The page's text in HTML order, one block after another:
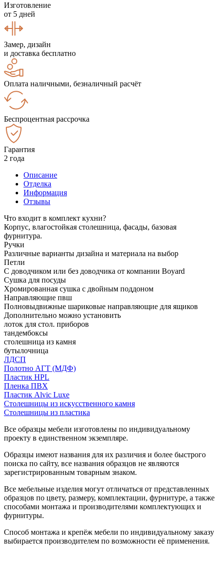
Изготовление
от 5 дней
Замер, дизайн
и доставка бесплатно
Оплата наличными, безналичный расчёт
Беспроцентная рассрочка
Гарантия
2 года
Описание
Отделка
Информация
Отзывы
Что входит в комплект кухни?
Корпус, влагостойкая столешница, фасады, базовая
фурнитура.
Ручки
Различные варианты дизайна и материала на выбор
Петли
С доводчиком или без доводчика от компании Boyard
Сушка для посуды
Хромированная сушка с двойным поддоном
Направляющие пвш
Полновыдвижные шариковые направляющие для ящиков
Дополнительно можно установить
лоток для стол. приборов
тандембоксы
столешница из камня
бутылочница
ЛДСП
Полотно АГТ (МДФ)
Пластик HPL
Пленка ПВХ
Пластик Alvic Luxe
Столешницы из искусственного камня
Столешницы из пластика
Все образцы мебели изготовлены по индивидуальному
проекту в единственном экземпляре.
Образцы имеют названия для их различия и более быстрого
поиска по сайту, все названия образцов не являются
зарегистрированным товарным знаком.
Все мебельные изделия могут отличаться от представленных
образцов по цвету, размеру, комплектации, фурнитуре, а также
способами монтажа и производителями комплектующих и
фурнитуры.
Способ монтажа и крепёж мебели по индивидуальному заказу
выбирается производителем по возможности её применения.